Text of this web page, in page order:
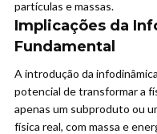
partículas e massas.
Implicações da
Fundamental
A introdução da
potencial de transformar a
apenas um subproduto ou
física real, com massa e